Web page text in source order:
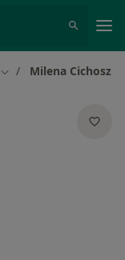
Zmień miasto
Milena Cichosz